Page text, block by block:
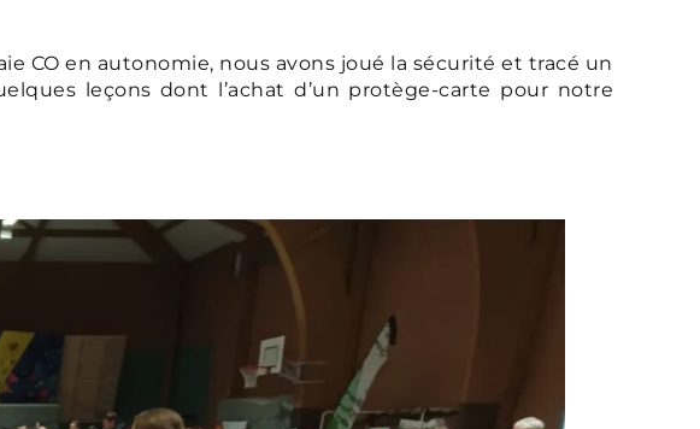
CO en autonomie, nous avons joué la sécurité et tracé un
leçons dont l’achat d’un protège-carte pour notre